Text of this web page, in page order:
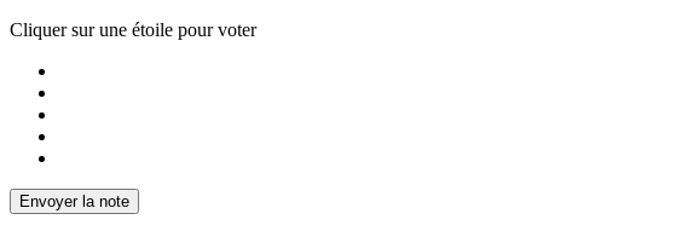
Cliquer sur une étoile pour voter
Envoyer la note